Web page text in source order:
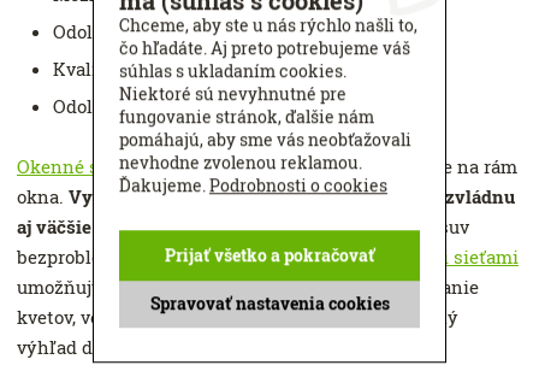
Odolnosť voči slnečnému žiareniu
Kvalitný materiál a spracovanie
Odolnosť a dlhá životnosť
Okenné sietePOS sa montujú do ostenia, prípadne na rám
okna. Vynikajú jednoduchou manipuláciou, ktorú zvládnu
aj väčšie deti– vďaka pružinového systému je posuv
bezproblémový. V porovnaní s pevnýmiokennými sieťami
umožňujú skvelý prístup von, napríklad na polievanie
kvetov, vešanie prádla alebo iba ponúkajú nerušený
výhľad do krajiny.
Chceme, aby ste u nás rýchlo našli to,
čo hľadáte. Aj preto potrebujeme váš
súhlas s ukladaním cookies.
Niektoré sú nevyhnutné pre
fungovanie stránok, ďalšie nám
pomáhajú, aby sme vás neobťažovali
nevhodne zvolenou reklamou.
Ďakujeme.Podrobnosti o cookies
Spravovať nastavenia cookies
Prijať všetko a pokračovať